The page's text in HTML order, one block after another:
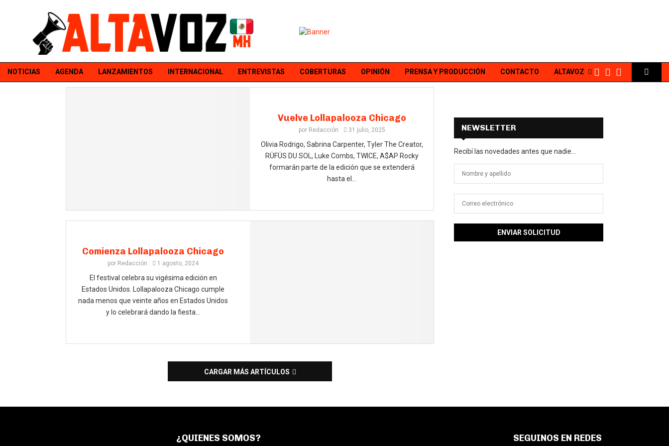
NOTICIAS AGENDA LANZAMIENTOS INTERNACIONAL ENTREVISTAS COBERTURAS OPINIÓN PRENSA Y PRODUCCIÓN CONTACTO ALTAVOZ
Vuelve Lollapalooza Chicago
por Redacción 31 julio, 2025
Olivia Rodrigo, Sabrina Carpenter, Tyler The Creator,
RÜFÜS DU SOL, Luke Combs, TWICE, A$AP Rocky
formarán parte de la edición que se extenderá
hasta el...
Comienza Lollapalooza Chicago
por Redacción 1 agosto, 2024
El festival celebra su vigésima edición en
Estados Unidos. Lollapalooza Chicago cumple
nada menos que veinte años en Estados Unidos
y lo celebrará dando la fiesta...
CARGAR MÁS ARTÍCULOS
NEWSLETTER
Recibí las novedades antes que nadie...
¿QUIENES SOMOS? SEGUINOS EN REDES